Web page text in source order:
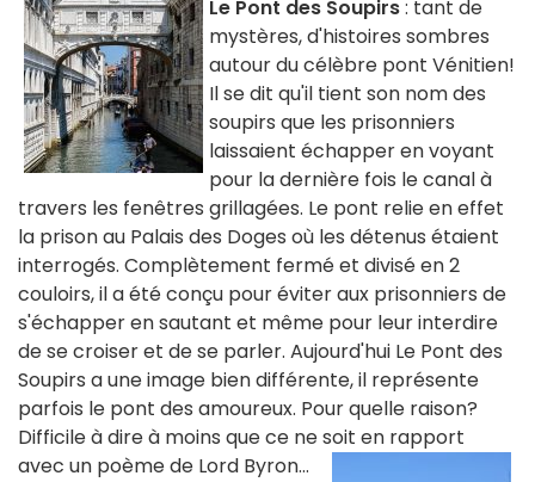
Le Pont des Soupirs: tant de
mystères, d'histoires sombres
autour du célèbre pont Vénitien!
Il se dit qu'il tient son nom des
soupirs que les prisonniers
laissaient échapper en voyant
pour la dernière fois le canal à
travers les fenêtres grillagées. Le pont relie en effet
la prison au Palais des Doges où les détenus étaient
interrogés. Complètement fermé et divisé en 2
couloirs, il a été conçu pour éviter aux prisonniers de
s'échapper en sautant et même pour leur interdire
de se croiser et de se parler. Aujourd'hui Le Pont des
Soupirs a une image bien différente, il représente
parfois le pont des amoureux. Pour quelle raison?
Difficile à dire à moins que ce ne soit en rapport
avec un poème de Lord Byron...